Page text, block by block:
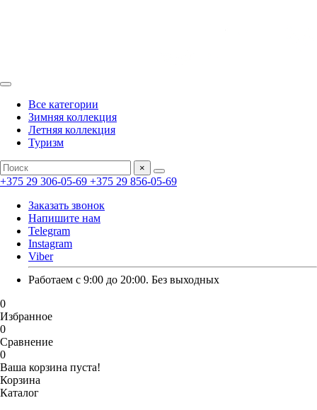
Все категории
Зимняя коллекция
Летняя коллекция
Туризм
×
+375 29 306-05-69 +375 29 856-05-69
Заказать звонок
Напишите нам
Telegram
Instagram
Viber
Работаем с 9:00 до 20:00. Без выходных
0
Избранное
0
Сравнение
0
Ваша корзина пуста!
Корзина
Каталог